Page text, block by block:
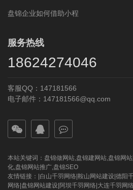
盘锦企业如何借助小程
服务热线
18624274046
客服QQ：147181566
电子邮件：147181566@qq.com
本站关键词： 盘锦做网站,盘锦建网站,盘锦网
化,盘锦网站推广,盘锦SEO
友情链接：| 白山千羽网络 鞍山网站建设 德阳
网络 盘锦网站建设 阿坝千羽网络 大连千羽网络